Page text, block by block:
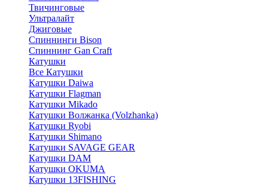
Твичинговые
Ультралайт
Джиговые
Спиннинги Bison
Спиннинг Gan Craft
Катушки
Все Катушки
Катушки Daiwa
Катушки Flagman
Катушки Mikado
Катушки Волжанка (Volzhanka)
Катушки Ryobi
Катушки Shimano
Катушки SAVAGE GEAR
Катушки DAM
Катушки OKUMA
Катушки 13FISHING